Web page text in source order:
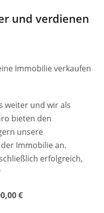
und verdienen
Immobilie verkaufen
weiter und wir als
bieten den
unsere
Immobilie an.
erfolgreich,
€